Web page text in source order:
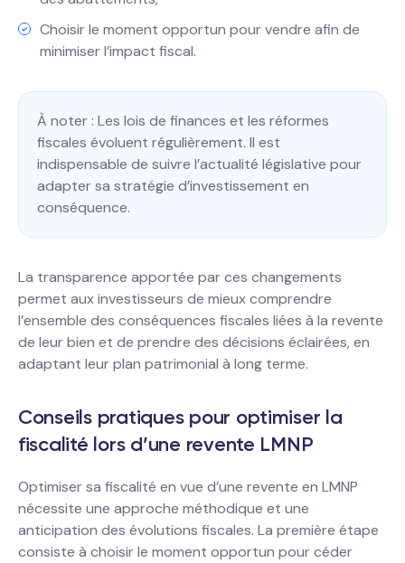
Choisir le moment opportun pour vendre afin de
minimiser l’impact fiscal.
À noter : Les lois de finances et les réformes
fiscales évoluent régulièrement. Il est
indispensable de suivre l’actualité législative pour
adapter sa stratégie d’investissement en
conséquence.
La transparence apportée par ces changements
permet aux investisseurs de mieux comprendre
l’ensemble des conséquences fiscales liées à la revente
de leur bien et de prendre des décisions éclairées, en
adaptant leur plan patrimonial à long terme.
Conseils pratiques pour optimiser la
fiscalité lors d’une revente LMNP
Optimiser sa fiscalité en vue d’une revente en LMNP
nécessite une approche méthodique et une
anticipation des évolutions fiscales. La première étape
consiste à choisir le moment opportun pour céder